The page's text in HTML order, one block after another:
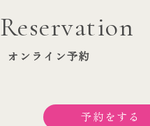
Reservation
オンライン予約
予約をする